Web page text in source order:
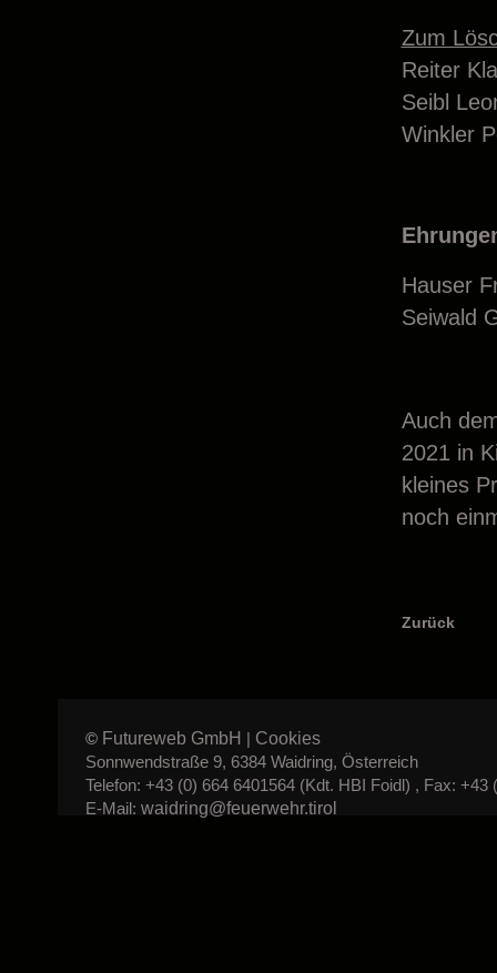
Zum
Reiter
Seibl
Winkler
Hauser
Seiwald
Auch
2021 in
kleines
noch
Zurück
© Futureweb GmbH | Cookies
Sonnwendstraße 9, 6384 Waidring, Österreich
Telefon: +43 (0) 664 6401564 (Kdt. HBI Foidl) , Fax: +43
E-Mail: waidring@feuerwehr.tirol